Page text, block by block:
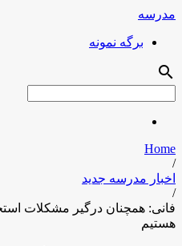
مدرسه
برگه نمونه
search
Home
/
اخبار مدرسه جدید
/
هستیم